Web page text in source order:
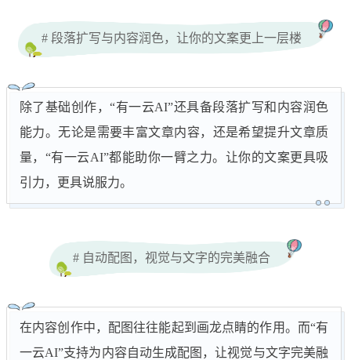
# 段落扩写与内容润色，让你的文案更上一层楼
除了基础创作，“有一云AI”还具备段落扩写和内容润色
能力。无论是需要丰富文章内容，还是希望提升文章质
量，“有一云AI”都能助你一臂之力。让你的文案更具吸
引力，更具说服力。
# 自动配图，视觉与文字的完美融合
在内容创作中，配图往往能起到画龙点睛的作用。而“有
一云AI”支持为内容自动生成配图，让视觉与文字完美融